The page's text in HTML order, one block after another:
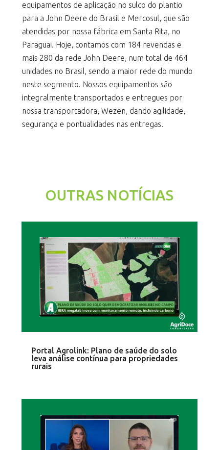
equipamentos de aplicação no sulco do plantio
para a John Deere do Brasil e Mercosul, que são
atendidas por nossa fábrica em Santa Rita, no
Paraguai. Hoje, contamos com 184 revendas e
mais 280 da rede John Deere, num total de 464
unidades no Brasil, sendo a maior rede do mundo
neste segmento. Nossos equipamentos são
integralmente transportados e entregues por
nossa transportadora, Wezen, dando agilidade,
segurança e pontualidades nas entregas.
OUTRAS NOTÍCIAS
Portal Agrolink: Plano de saúde do solo
leva análise contínua para propriedades
rurais